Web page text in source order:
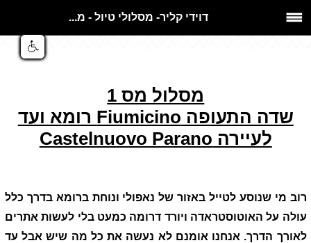
דוידי קליר- מסלולי טיול - מ...
מסלול מס 1
שדה התעופה Fiumicino רומא ועד
לעיירה Castelnuovo Parano
רוב מי שנוסע לטייל באזור של נאפולי ונוחת ברומא בדרך כלל
עולה על האוטוסטראדה ויורד דרומה כמעט בלי לעשות אתרים
לאורך הדרך. אנחנו אומנם לא נעשה את כל מה שיש אבל עד